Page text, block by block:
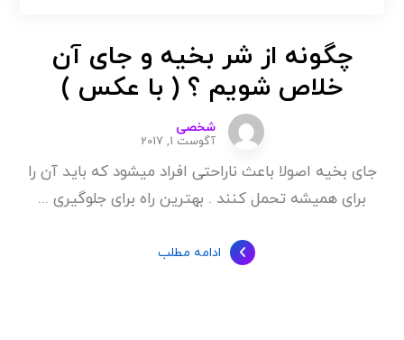
چگونه از شر بخیه و جای آن
خلاص شویم ؟ ( با عکس )
شخصی
آگوست 1, 2017
جای بخیه اصولا باعث ناراحتی افراد میشود که باید آن را
برای همیشه تحمل کنند . بهترین راه برای جلوگیری ...
ادامه مطلب